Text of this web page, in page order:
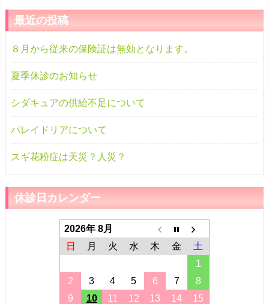
最近の投稿
８月から従来の保険証は無効となります。
夏季休診のお知らせ
シダキュアの供給不足について
パレイドリアについて
スギ花粉症は天災？人災？
休診日カレンダー
2026年 8月
日
月 火 水 木 金
土
1
2
3 4 5 6 7
8
9
10 11 12 13 14
15